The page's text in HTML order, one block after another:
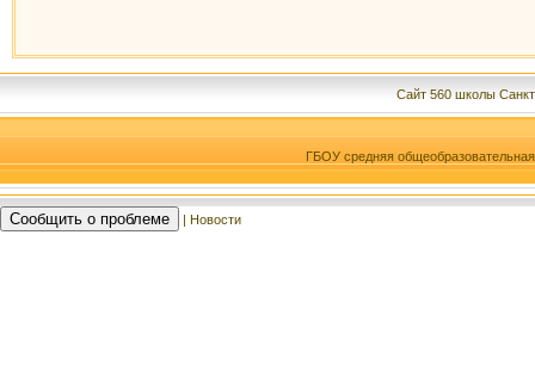
Сайт 560 школы
ГБОУ средняя
Сообщить о проблеме | Новости